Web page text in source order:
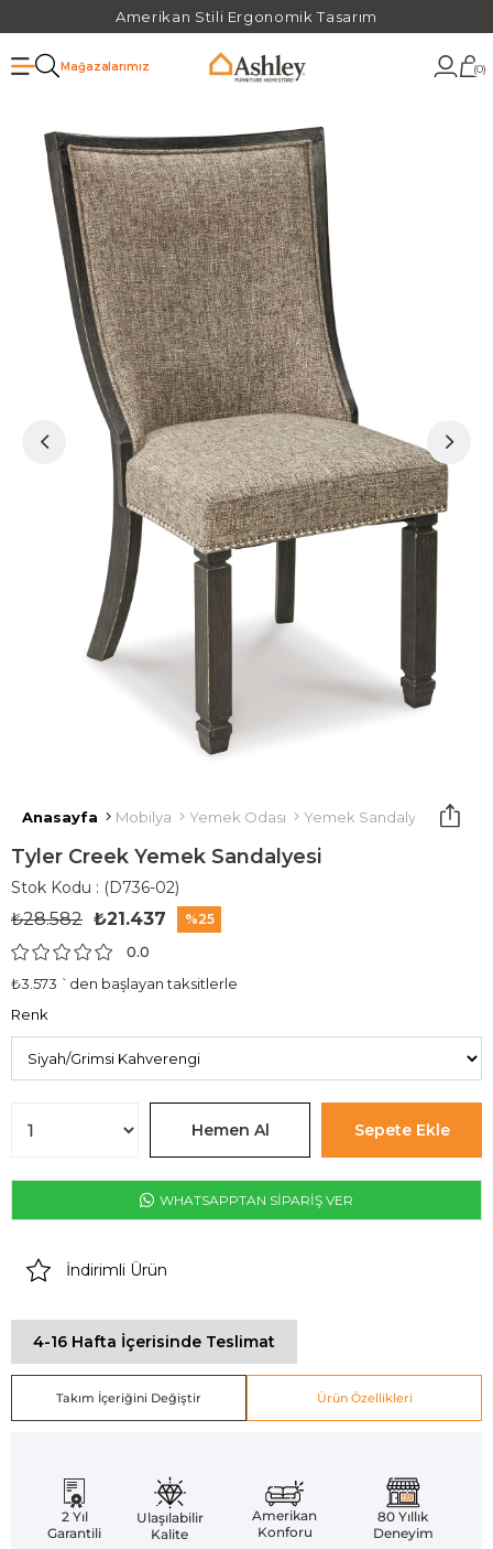
Amerikan Stili Ergonomik Tasarım
Mağazalarımız 0
Anasayfa Mobilya Yemek Odası Yemek Sandalyesi Tyler
Tyler Creek Yemek Sandalyesi
Stok Kodu (D736-02)
₺28.582 ₺21.437 25
0.0
₺3.573 `den başlayan taksitlerle
Renk
WHATSAPPTAN SİPARİŞ VER
İndirimli Ürün
4-16 Hafta İçerisinde Teslimat
Takım İçeriğini Değiştir Ürün Özellikleri
2 Yıl
Garantili
Ulaşılabilir
Kalite
Amerikan
Konforu
80 Yıllık
Deneyim